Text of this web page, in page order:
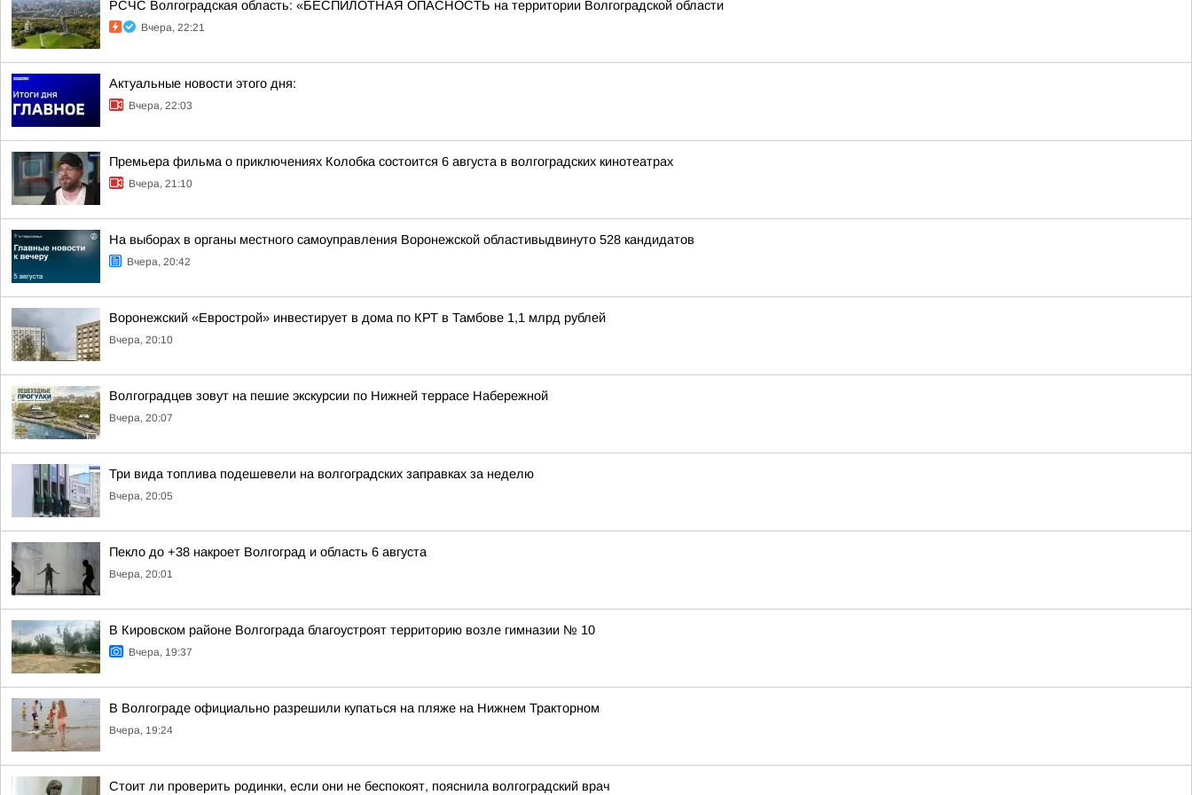
РСЧС Волгоградская область: «БЕСПИЛОТНАЯ ОПАСНОСТЬ на территории Волгоградской области
Вчера, 22:21
Актуальные новости этого дня:
Вчера, 22:03
Премьера фильма о приключениях Колобка состоится 6 августа в волгоградских кинотеатрах
Вчера, 21:10
На выборах в органы местного самоуправления Воронежской областивыдвинуто 528 кандидатов
Вчера, 20:42
Воронежский «Еврострой» инвестирует в дома по КРТ в Тамбове 1,1 млрд рублей
Вчера, 20:10
Волгоградцев зовут на пешие экскурсии по Нижней террасе Набережной
Вчера, 20:07
Три вида топлива подешевели на волгоградских заправках за неделю
Вчера, 20:05
Пекло до +38 накроет Волгоград и область 6 августа
Вчера, 20:01
В Кировском районе Волгограда благоустроят территорию возле гимназии № 10
Вчера, 19:37
В Волгограде официально разрешили купаться на пляже на Нижнем Тракторном
Вчера, 19:24
Стоит ли проверить родинки, если они не беспокоят, пояснила волгоградский врач